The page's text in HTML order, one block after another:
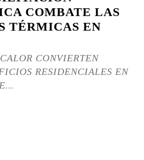
COMBATE LAS
TÉRMICAS EN
CONVIERTEN
RESIDENCIALES EN